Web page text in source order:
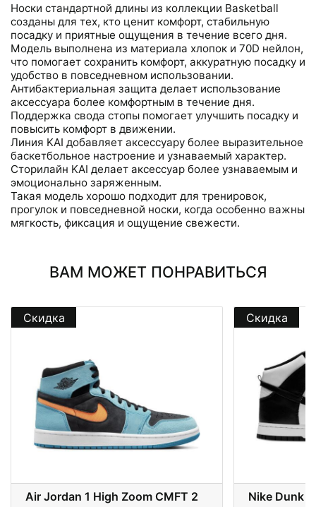
Носки стандартной длины из коллекции Basketball
созданы для тех, кто ценит комфорт, стабильную
посадку и приятные ощущения в течение всего дня.
Модель выполнена из материала хлопок и 70D нейлон,
что помогает сохранить комфорт, аккуратную посадку и
удобство в повседневном использовании.
Антибактериальная защита делает использование
аксессуара более комфортным в течение дня.
Поддержка свода стопы помогает улучшить посадку и
повысить комфорт в движении.
Линия KAI добавляет аксессуару более выразительное
баскетбольное настроение и узнаваемый характер.
Сторилайн KAI делает аксессуар более узнаваемым и
эмоционально заряженным.
Такая модель хорошо подходит для тренировок,
прогулок и повседневной носки, когда особенно важны
мягкость, фиксация и ощущение свежести.
ВАМ МОЖЕТ ПОНРАВИТЬСЯ
Скидка
Air Jordan 1 High Zoom CMFT 2
Скидка
Nike Dunk